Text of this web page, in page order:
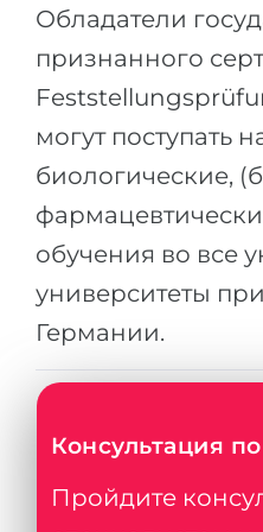
Города
ПРОФЕССИИ
Профессии
Специальности
Примеры вакансий
КАРЬЕРНОЕ
Тест Голланда
Успехна
100%
Медицина
Инженерия
Физика
Менеджмент
Другая специальность
ПОСТУПАЕМ ИЗ...
Россия
Казахстан
Обладатели
признанного
могут поступать
биологические,
обучения во все
университеты
Германии.
Консультация
Пройдите